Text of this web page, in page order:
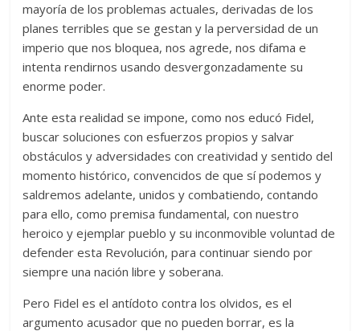
mayoría de los problemas actuales, derivadas de los
planes terribles que se gestan y la perversidad de un
imperio que nos bloquea, nos agrede, nos difama e
intenta rendirnos usando desvergonzadamente su
enorme poder.
Ante esta realidad se impone, como nos educó Fidel,
buscar soluciones con esfuerzos propios y salvar
obstáculos y adversidades con creatividad y sentido del
momento histórico, convencidos de que sí podemos y
saldremos adelante, unidos y combatiendo, contando
para ello, como premisa fundamental, con nuestro
heroico y ejemplar pueblo y su inconmovible voluntad de
defender esta Revolución, para continuar siendo por
siempre una nación libre y soberana.
Pero Fidel es el antídoto contra los olvidos, es el
argumento acusador que no pueden borrar, es la